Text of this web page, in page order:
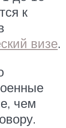
к
визе.
чем